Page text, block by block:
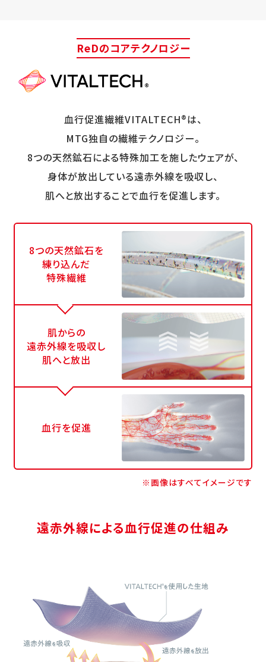
ReDのコアテクノロジー
血行促進繊維VITALTECH®は、
MTG独自の繊維テクノロジー。
8つの天然鉱石による特殊加工を施したウェアが、
身体が放出している遠赤外線を吸収し、
肌へと放出することで血行を促進します。
8つの天然鉱石を
練り込んだ
特殊繊維
肌からの
遠赤外線を吸収し
肌へと放出
血行を促進
※画像はすべてイメージです
遠赤外線による血行促進の仕組み